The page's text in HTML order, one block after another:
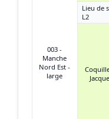
003 -
Manche
Nord Est -
large
Lieu de
L2